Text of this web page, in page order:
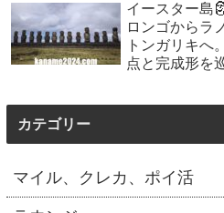
イースター島
ロンゴからラ
トンガリキへ
点と完成形を
カテゴリー
マイル、クレカ、ポイ活